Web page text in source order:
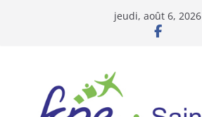
jeudi, août 6, 2026